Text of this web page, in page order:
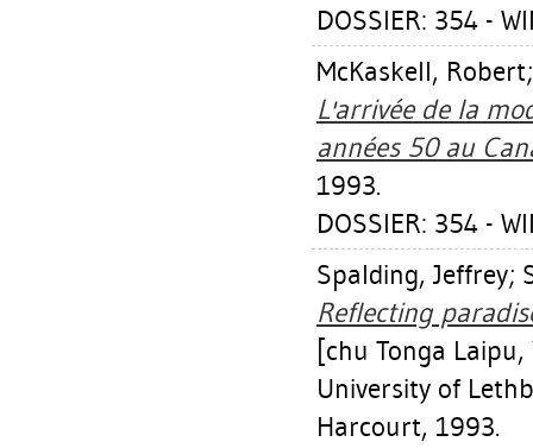
DOSSIER: 354 -
McKaskell, Robert
L'arrivée de la
années 50 au
1993.
DOSSIER: 354 -
Spalding, Jeffrey;
Reflecting
[chu Tong­a
University of
Harcourt, 1993.